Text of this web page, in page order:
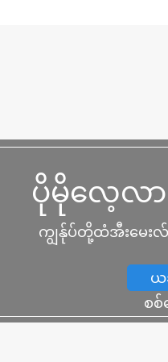
ပိုမိုလေ့လာ
ကျွန်ုပ်တို့ထံအီးမေးလ်
ယ
စစ်